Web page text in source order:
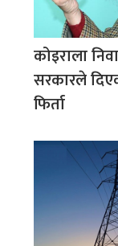
कोइराला
सरकारले
फिर्ता